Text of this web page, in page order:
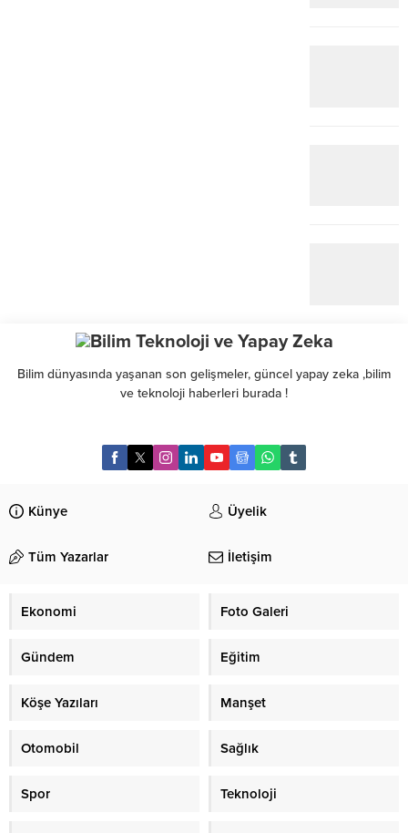
Bilim dünyasında yaşanan son gelişmeler, güncel yapay zeka ,bilim
ve teknoloji haberleri burada !
Künye Üyelik
Tüm Yazarlar İletişim
Ekonomi Foto Galeri
Gündem Eğitim
Köşe Yazıları Manşet
Otomobil Sağlık
Spor Teknoloji